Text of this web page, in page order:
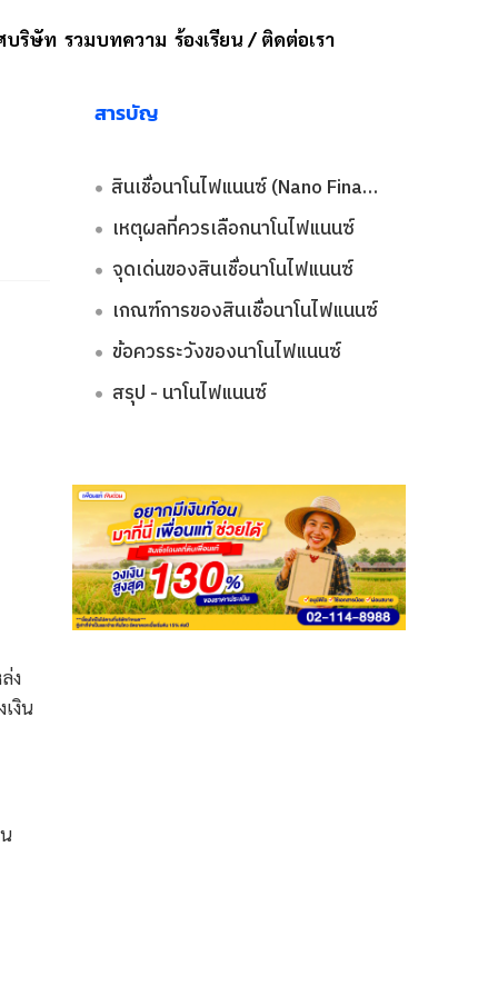
บริษัท รวมบทความ ร้องเรียน / ติดต่อเรา
ง
งิน
สารบัญ
สินเชื่อนาโนไฟแนนซ์ (Nano Finance) คือ
เหตุผลที่ควรเลือกนาโนไฟแนนซ์
จุดเด่นของสินเชื่อนาโนไฟแนนซ์
เกณฑ์การของสินเชื่อนาโนไฟแนนซ์
ข้อควรระวังของนาโนไฟแนนซ์
สรุป - นาโนไฟแนนซ์